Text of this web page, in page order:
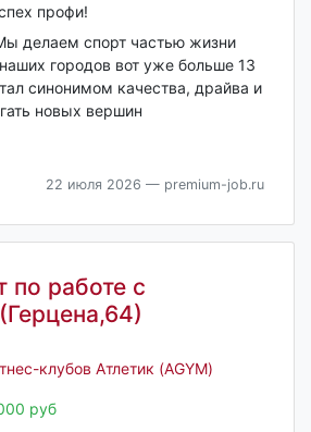
профи!
делаем спорт частью жизни
городов вот уже больше 13
синонимом качества, драйва и
новых вершин
22 июля 2026 — premium-job.ru
по работе с
клубов Атлетик (AGYM)
руб